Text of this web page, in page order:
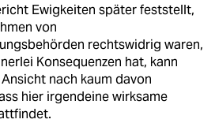
Ewigkeiten später feststellt,
von
rechtswidrig waren,
Konsequenzen hat, kann
nach kaum davon
hier irgendeine wirksame